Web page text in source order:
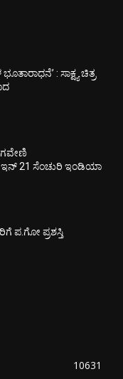
: ಸಾಕ್ಷ್ಯ ಚಿತ್ರ
21 ಸೆಂಚುರಿ ಇಂಡಿಯಾ
ಪ.ಗೋ ಪ್ರಶಸ್ತಿ
10631